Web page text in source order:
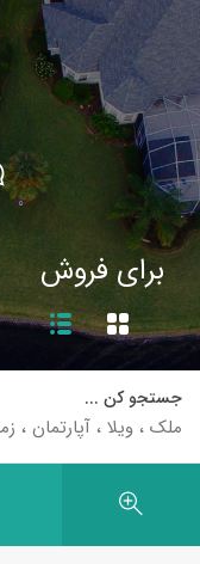
برای فروش
جستجو کن ...